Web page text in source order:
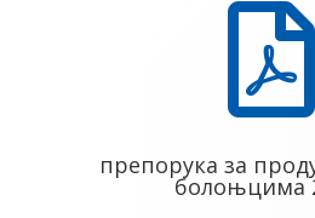

препорука за
болоњцима